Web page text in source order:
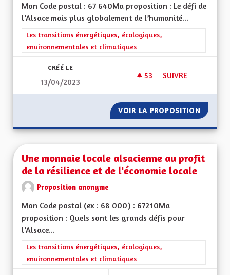
Mon Code postal : 67 640Ma proposition : Le défi de
l'Alsace mais plus globalement de l’humanité...
Filtrer les résultats de la catégorie : Les transitions
Les transitions énergétiques, écologiques,
environnementales et climatiques
CRÉÉ LE
13/04/2023
53 53 ABONNÉS
SUIVRE
VOIR LA PROPOSITION UNE
Une monnaie locale alsacienne au profit
de la résilience et de l'économie locale
Proposition anonyme
Mon Code postal (ex : 68 000) : 67210Ma
proposition : Quels sont les grands défis pour
l’Alsace...
Filtrer les résultats de la catégorie : Les transitions
Les transitions énergétiques, écologiques,
environnementales et climatiques